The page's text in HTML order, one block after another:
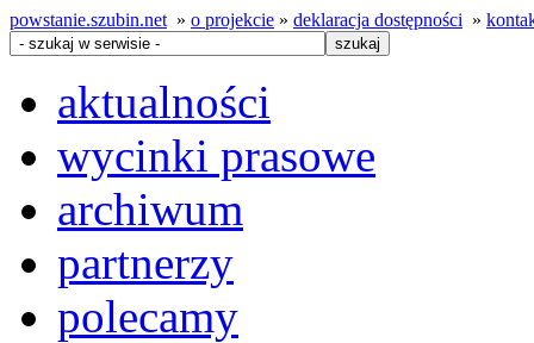
powstanie.szubin.net » o projekcie » deklaracja dostępności »
aktualności
wycinki prasowe
archiwum
partnerzy
polecamy